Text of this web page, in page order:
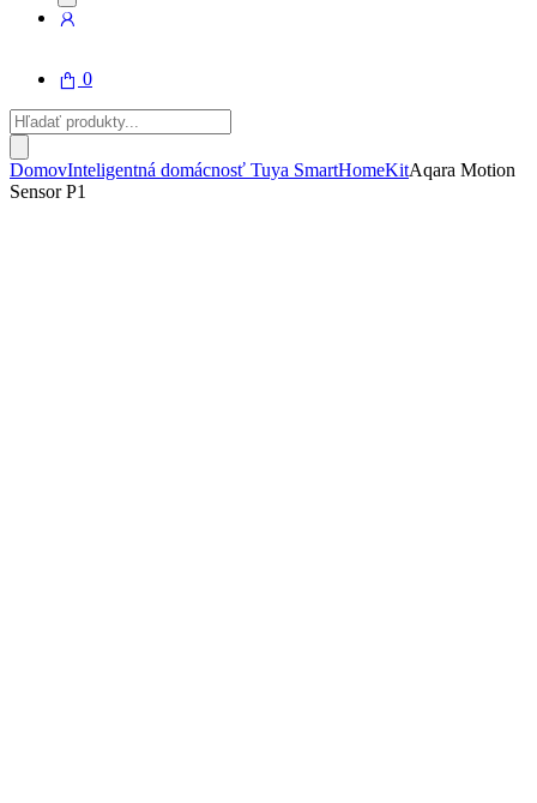
0
Products
search
DomovInteligentná domácnosť Tuya SmartHomeKitAqara Motion
Sensor P1